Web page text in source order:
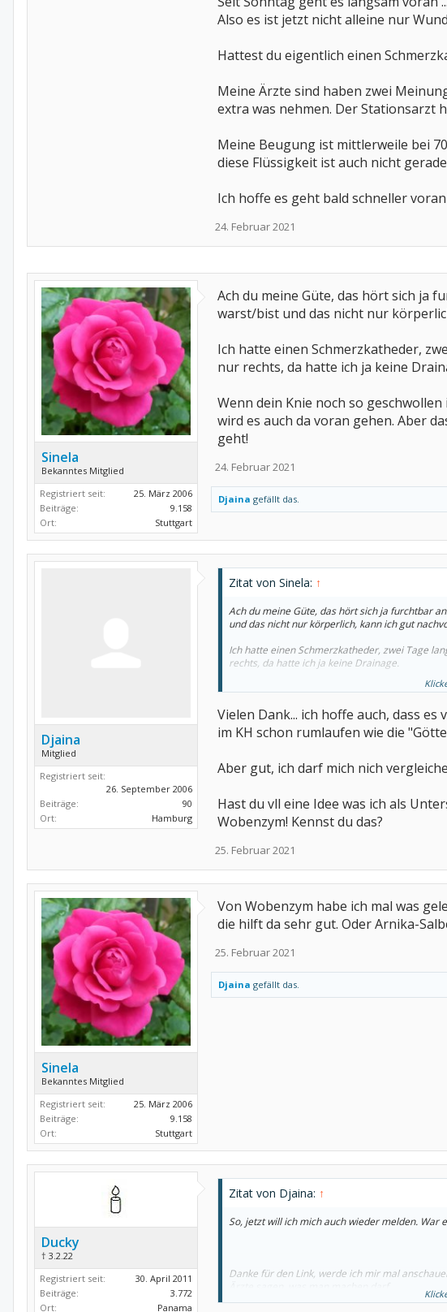
Also es ist jetzt nicht alleine nur
Hattest du eigentlich einen
Meine Ärzte sind haben zwei
extra was nehmen. Der Stationsarzt
Meine Beugung ist mittlerweile bei
diese Flüssigkeit ist auch nicht
Ich hoffe es geht bald schneller
24. Februar 2021
Sinela
Bekanntes Mitglied
Registriert seit:
25. März 2006
Beiträge:
9.158
Ort:
Stuttgart
Ach du meine Güte, das hört sich ja
warst/bist und das nicht nur
Ich hatte einen Schmerzkatheder,
nur rechts, da hatte ich ja keine
Wenn dein Knie noch so
wird es auch da voran gehen. Aber
geht!
24. Februar 2021
Djaina gefällt das.
Djaina
Mitglied
Registriert seit:
26. September 2006
Beiträge:
90
Ort:
Hamburg
Zitat von Sinela: ↑
Ach du meine Güte, das hört sich ja furchtbar
und das nicht nur körperlich, kann ich gut
Ich hatte einen Schmerzkatheder, zwei Tage
rechts, da hatte ich ja keine Drainage.
Wenn dein Knie noch so geschwollen ist,
Vielen Dank... ich hoffe auch, dass
im KH schon rumlaufen wie die
Aber gut, ich darf mich nich
Hast du vll eine Idee was ich als
Wobenzym! Kennst du das?
25. Februar 2021
Sinela
Bekanntes Mitglied
Registriert seit:
25. März 2006
Beiträge:
9.158
Ort:
Stuttgart
Von Wobenzym habe ich mal was
die hilft da sehr gut. Oder Arnika-
25. Februar 2021
Djaina gefällt das.
Ducky
† 3.2.22
Registriert seit:
30. April 2011
Beiträge:
3.772
Ort:
Panama
Zitat von Djaina: ↑
So, jetzt will ich mich auch wieder melden.
Danke für den Link, werde ich mir mal
Dann dürfte ich aber nicht mehr viel...
klar,